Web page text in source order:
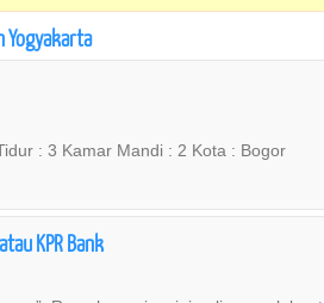
Yogyakarta
: 3 Kamar Mandi : 2 Kota : Bogor
KPR Bank